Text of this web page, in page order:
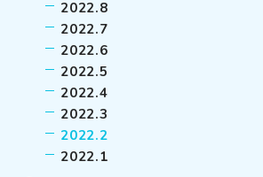
2022.8
2022.7
2022.6
2022.5
2022.4
2022.3
2022.2
2022.1